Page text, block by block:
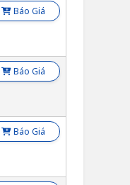
Báo Giá
Báo Giá
Báo Giá